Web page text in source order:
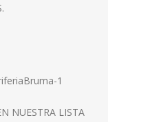
NUESTRA LISTA